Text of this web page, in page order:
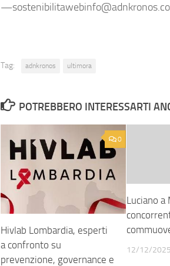
Tag: adnkronos ultimora
POTREBBERO INTERESSARTI
0
Hivlab Lombardia, esperti
a confronto su
prevenzione, governance e
Luciano a
12/12/2025